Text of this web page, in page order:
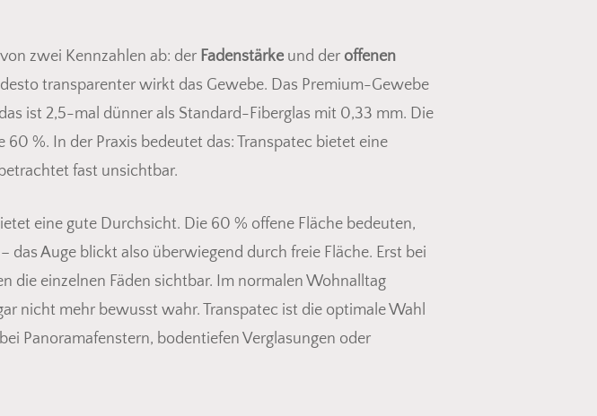
zwei Kennzahlen ab: der Fadenstärke und der offenen
transparenter wirkt das Gewebe. Das Premium-Gewebe
ist 2,5-mal dünner als Standard-Fiberglas mit 0,33 mm. Die
%. In der Praxis bedeutet das: Transpatec bietet eine
fast unsichtbar.
eine gute Durchsicht. Die 60 % offene Fläche bedeuten,
Auge blickt also überwiegend durch freie Fläche. Erst bei
die einzelnen Fäden sichtbar. Im normalen Wohnalltag
nicht mehr bewusst wahr. Transpatec ist die optimale Wahl
Panoramafenstern, bodentiefen Verglasungen oder